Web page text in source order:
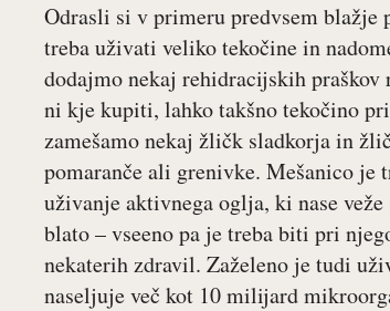
Odrasli si v primeru predvsem blažje
treba uživati veliko tekočine in
dodajmo nekaj rehidracijskih
ni kje kupiti, lahko takšno tekočino
zamešamo nekaj žličk sladkorja in
pomaranče ali grenivke. Mešanico
uživanje aktivnega oglja, ki nase
blato – vseeno pa je treba biti pri
nekaterih zdravil. Zaželeno je tudi
naseljuje več kot 10 milijard